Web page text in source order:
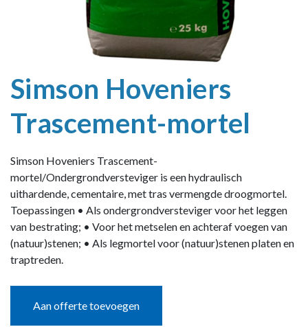
Simson Hoveniers
Trascement-mortel
Simson Hoveniers Trascement-
mortel/Ondergrondversteviger is een hydraulisch
uithardende, cementaire, met tras vermengde droogmortel.
Toepassingen • Als ondergrondversteviger voor het leggen
van bestrating; • Voor het metselen en achteraf voegen van
(natuur)stenen; • Als legmortel voor (natuur)stenen platen en
traptreden.
Aan offerte toevoegen